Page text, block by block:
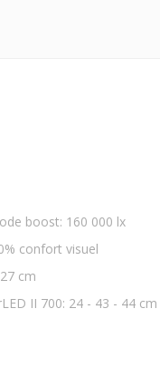
boost: 160 000 lx
confort visuel
cm
II 700: 24 - 43 - 44 cm